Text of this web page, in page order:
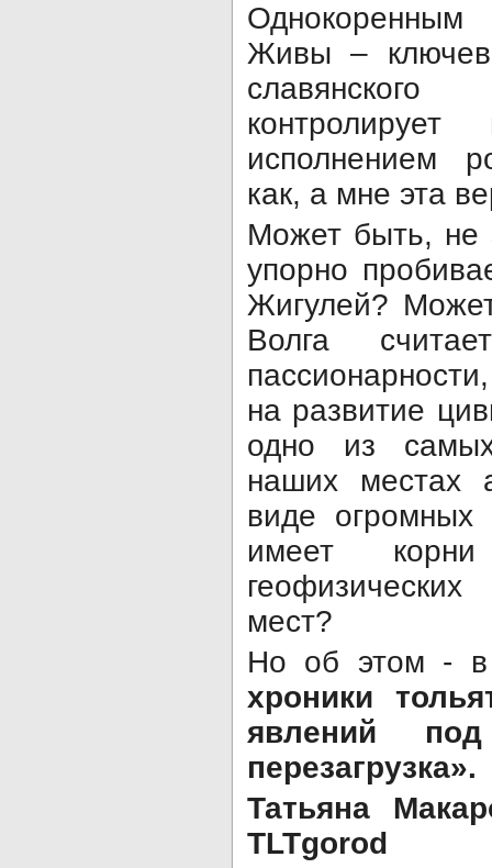
Живы –
исполнением
как, а мне эта
Может быть, не
упорно
Жигулей?
Волга
на развитие
одно из
наших местах
виде огромных
имеет корни
мест?
Но об этом -
хроники
явлений
перезагрузка».
Татьяна
TLTgorod